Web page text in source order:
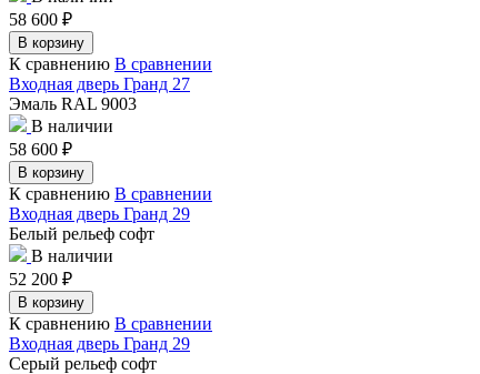
58 600 ₽
В корзину
К сравнению В сравнении
Входная дверь Гранд 27
Эмаль RAL 9003
В наличии
58 600 ₽
В корзину
К сравнению В сравнении
Входная дверь Гранд 29
Белый рельеф софт
В наличии
52 200 ₽
В корзину
К сравнению В сравнении
Входная дверь Гранд 29
Серый рельеф софт